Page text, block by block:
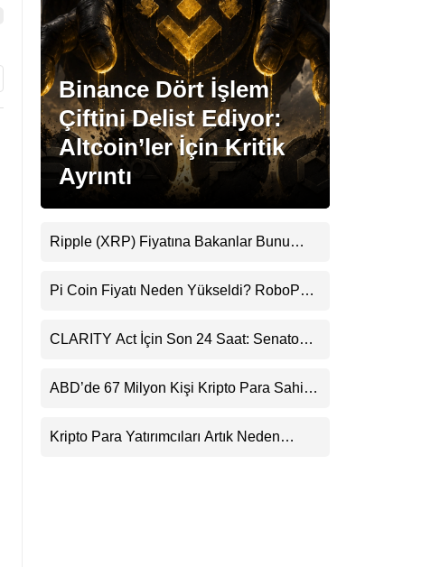
Facebook
Instagram
Youtube
Binance Dört İşlem
Çiftini Delist Ediyor:
Altcoin’ler İçin Kritik
Ayrıntı
Ripple (XRP) Fiyatına Bakanlar Bunu
Uyarı
Pi Coin Fiyatı Neden Yükseldi? RoboPay
Destekledi
CLARITY Act İçin Son 24 Saat: Senato
Beklentisini Bozabilir
ABD’de 67 Milyon Kişi Kripto Para Sahibi:
Kripto Para Yatırımcıları Artık Neden